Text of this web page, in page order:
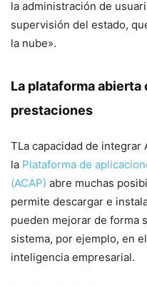
la administración de
supervisión del estado,
la nube».
La plataforma
prestaciones
TLa capacidad de integrar
la Plataforma de
(ACAP) abre muchas
permite descargar e
pueden mejorar de forma
sistema, por ejemplo, en
inteligencia empresarial.